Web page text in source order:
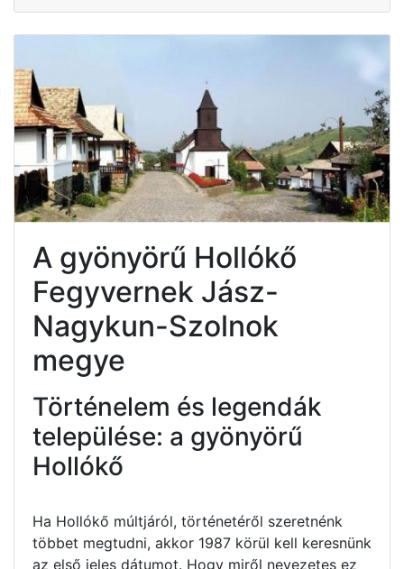
A gyönyörű Hollókő
Fegyvernek Jász-
Nagykun-Szolnok
megye
Történelem és legendák
települése: a gyönyörű
Hollókő
Ha Hollókő múltjáról, történetéről szeretnénk
többet megtudni, akkor 1987 körül kell keresnünk
az első jeles dátumot. Hogy miről nevezetes ez